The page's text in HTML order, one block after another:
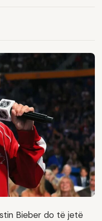
Bieber do të jetë